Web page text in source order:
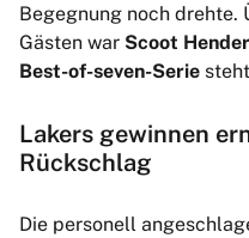
Begegnung noch drehte.
Gästen war Scoot
Best-of-seven-Serie
Lakers gewinnen
Rückschlag
Die personell